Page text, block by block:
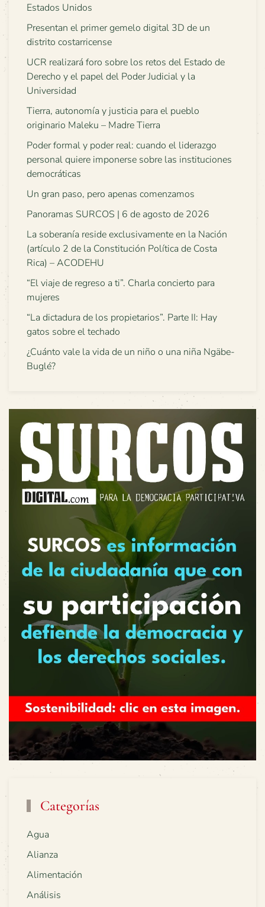
Estados Unidos
Presentan el primer gemelo digital 3D de un
distrito costarricense
UCR realizará foro sobre los retos del Estado de
Derecho y el papel del Poder Judicial y la
Universidad
Tierra, autonomía y justicia para el pueblo
originario Maleku – Madre Tierra
Poder formal y poder real: cuando el liderazgo
personal quiere imponerse sobre las instituciones
democráticas
Un gran paso, pero apenas comenzamos
Panoramas SURCOS | 6 de agosto de 2026
La soberanía reside exclusivamente en la Nación
(artículo 2 de la Constitución Política de Costa
Rica) – ACODEHU
“El viaje de regreso a ti”. Charla concierto para
mujeres
“La dictadura de los propietarios”. Parte II: Hay
gatos sobre el techado
¿Cuánto vale la vida de un niño o una niña Ngäbe-
Buglé?
Categorías
Agua
Alianza
Alimentación
Análisis